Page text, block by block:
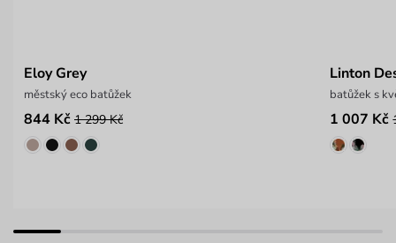
Eloy Grey
městský eco batůžek
844 Kč 1 299 Kč
Linton
batůžek s
1 007 Kč